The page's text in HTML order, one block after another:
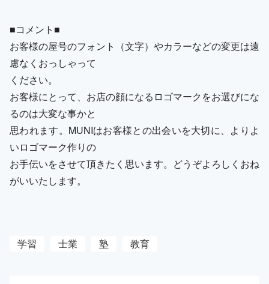
■コメント■
お客様の屋号のフォント（文字）やカラーなどの変更は遠
慮なくおっしゃって
ください。
お客様にとって、お店の顔になるロゴマークをお選びにな
るのは大変な事かと
思われます。MUNIはお客様との出会いを大切に、よりよ
いロゴマーク作りの
お手伝いをさせて頂きたく思います。どうぞよろしくおね
がいいたします。
学習 士業 塾 教育